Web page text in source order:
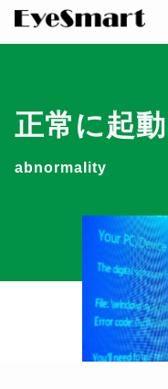
正常に起
abnormality